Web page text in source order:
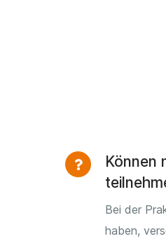
Können
Bei der
haben,